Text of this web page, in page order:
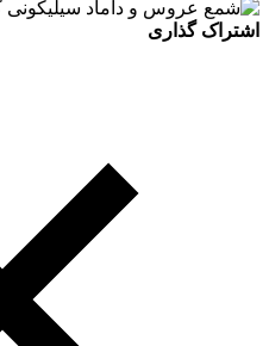
اشتراک گذاری